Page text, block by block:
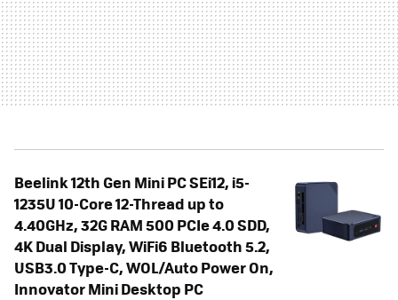
Beelink 12th Gen Mini PC SEi12, i5-
1235U 10-Core 12-Thread up to
4.40GHz, 32G RAM 500 PCIe 4.0 SDD,
4K Dual Display, WiFi6 Bluetooth 5.2,
USB3.0 Type-C, WOL/Auto Power On,
Innovator Mini Desktop PC